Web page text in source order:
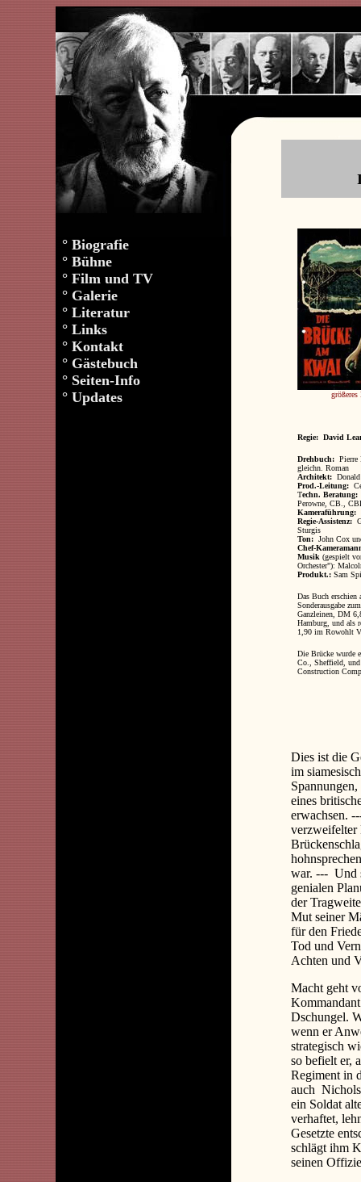
° Biografie
° Bühne
° Film und TV
° Galerie
° Literatur
° Links
° Kontakt
° Gästebuch
° Seiten-Info
° Updates
Regie: David
Drehbuch: Pierre
gleichn. Roman
Architekt:
Prod.-Leitung:
Techn. Beratung:
Perowne, CB.,
Kameraführung:
Regie-Assistenz:
Sturgis
Ton: John Cox
Chef-
Musik (gespielt
Orchester"):
Produkt.: Sam
Das Buch erschien
Sonderausgabe
Ganzleinen, DM
Hamburg, und als
1,90 im Rowohlt
Die Brücke wurde
Co., Sheffield,
Construction
Dies ist die
im
eines
erwachsen.
verzweifelter
war. --- Und
genialen
der
Mut seiner
für den
Tod und
Achten und
Macht geht
Dschungel.
wenn er
strategisch
so befielt er,
Regiment in
auch
ein Soldat
verhaftet,
Gesetzte
schlägt ihm
seinen